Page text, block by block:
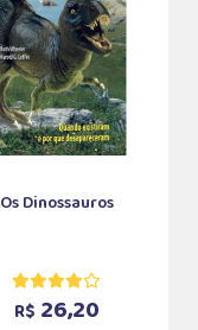
Os Dinossauros
R$ 26,20